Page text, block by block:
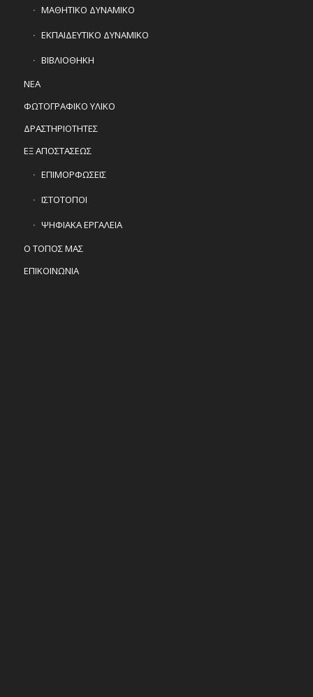
ΜΑΘΗΤΙΚΟ ΔΥΝΑΜΙΚΟ
ΕΚΠΑΙΔΕΥΤΙΚΟ ΔΥΝΑΜΙΚΟ
ΒΙΒΛΙΟΘΗΚΗ
ΝΕΑ
ΦΩΤΟΓΡΑΦΙΚΟ ΥΛΙΚΟ
ΔΡΑΣΤΗΡΙΟΤΗΤΕΣ
ΕΞ ΑΠΟΣΤΑΣΕΩΣ
ΕΠΙΜΟΡΦΩΣΕΙΣ
ΙΣΤΟΤΟΠΟΙ
ΨΗΦΙΑΚΑ ΕΡΓΑΛΕΙΑ
Ο ΤΟΠΟΣ ΜΑΣ
ΕΠΙΚΟΙΝΩΝΙΑ